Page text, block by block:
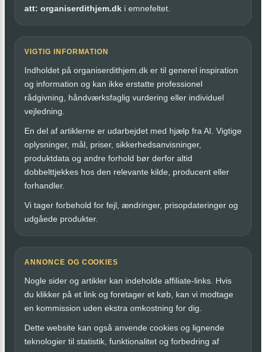
att: organiserdithjem.dk i emnefeltet.
VIGTIG INFORMATION
Indholdet på organiserdithjem.dk er til generel inspiration
og information og kan ikke erstatte professionel
rådgivning, håndværksfaglig vurdering eller individuel
vejledning.
En del af artiklerne er udarbejdet med hjælp fra AI. Vigtige
oplysninger, mål, priser, sikkerhedsanvisninger,
produktdata og andre forhold bør derfor altid
dobbelttjekkes hos den relevante kilde, producent eller
forhandler.
Vi tager forbehold for fejl, ændringer, prisopdateringer og
udgåede produkter.
ANNONCE OG COOKIES
Nogle sider og artikler kan indeholde affiliate-links. Hvis
du klikker på et link og foretager et køb, kan vi modtage
en kommission uden ekstra omkostning for dig.
Dette website kan også anvende cookies og lignende
teknologier til statistik, funktionalitet og forbedring af